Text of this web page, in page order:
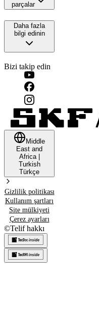
parçalar
Daha fazla
bilgi edinin
Bizi takip edin
Middle
East and
Africa|
Turkish
Türkçe
Gizlilik politikası
Kullanım şartları
Site mülkiyeti
Çerez ayarları
©Telif hakkı